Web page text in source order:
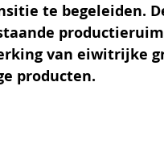
te begeleiden.
van eiwitrijke
producten.